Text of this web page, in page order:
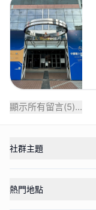
顯示所有留言(5)...
社群主題
熱門地點